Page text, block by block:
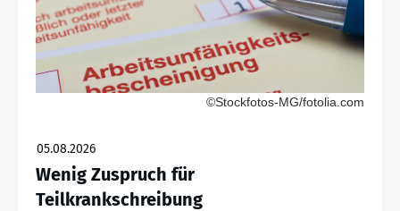
©Stockfotos-MG/fotolia.com
05.08.2026
Wenig Zuspruch für
Teilkrankschreibung